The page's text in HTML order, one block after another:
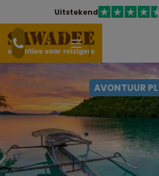
Uitstekend
AVONTUUR